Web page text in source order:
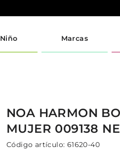
Niño Marcas
NOA HARMON
MUJER 009138
Código artículo: 61620-40